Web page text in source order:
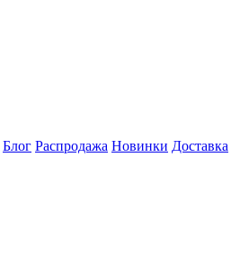
Блог Распродажа Новинки Доставка